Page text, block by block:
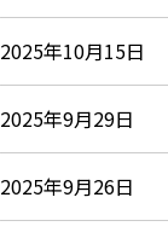
2025年10月15日
2025年9月29日
2025年9月26日